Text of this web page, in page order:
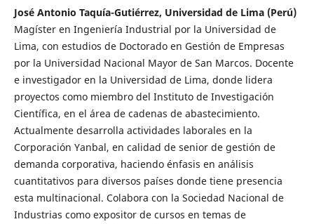
José Antonio Taquía-Gutiérrez, Universidad de Lima (Perú)
Magíster en Ingeniería Industrial por la Universidad de
Lima, con estudios de Doctorado en Gestión de Empresas
por la Universidad Nacional Mayor de San Marcos. Docente
e investigador en la Universidad de Lima, donde lidera
proyectos como miembro del Instituto de Investigación
Científica, en el área de cadenas de abastecimiento.
Actualmente desarrolla actividades laborales en la
Corporación Yanbal, en calidad de senior de gestión de
demanda corporativa, haciendo énfasis en análisis
cuantitativos para diversos países donde tiene presencia
esta multinacional. Colabora con la Sociedad Nacional de
Industrias como expositor de cursos en temas de